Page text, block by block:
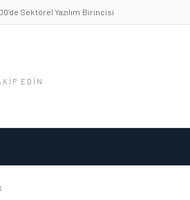
Sektörel Yazılım Birincisi
EDIN